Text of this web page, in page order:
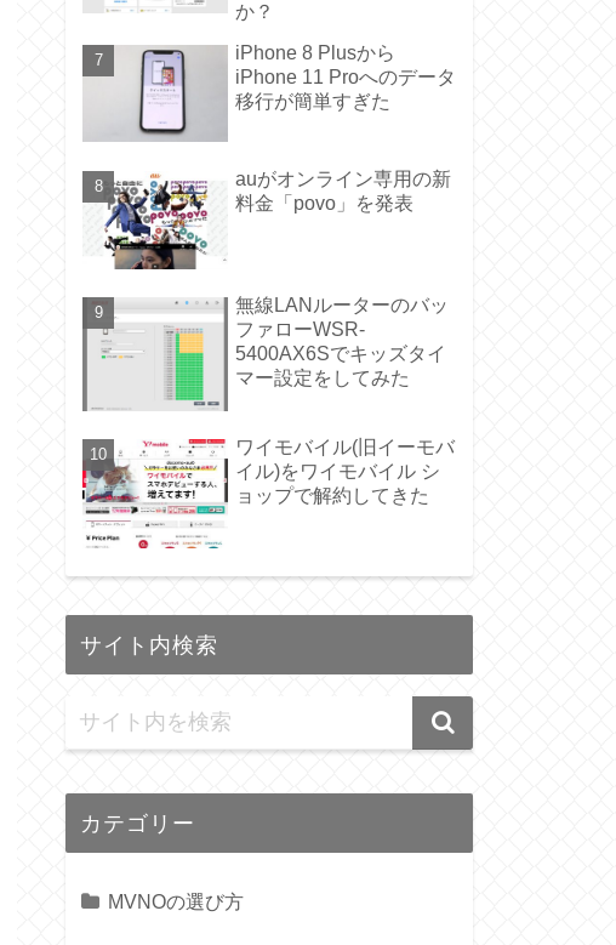
か？
iPhone 8 Plusから
iPhone 11 Proへのデータ
移行が簡単すぎた
auがオンライン専用の新
料金「povo」を発表
無線LANルーターのバッ
ファローWSR-
5400AX6Sでキッズタイ
マー設定をしてみた
ワイモバイル(旧イーモバ
イル)をワイモバイル シ
ョップで解約してきた
サイト内検索
カテゴリー
MVNOの選び方